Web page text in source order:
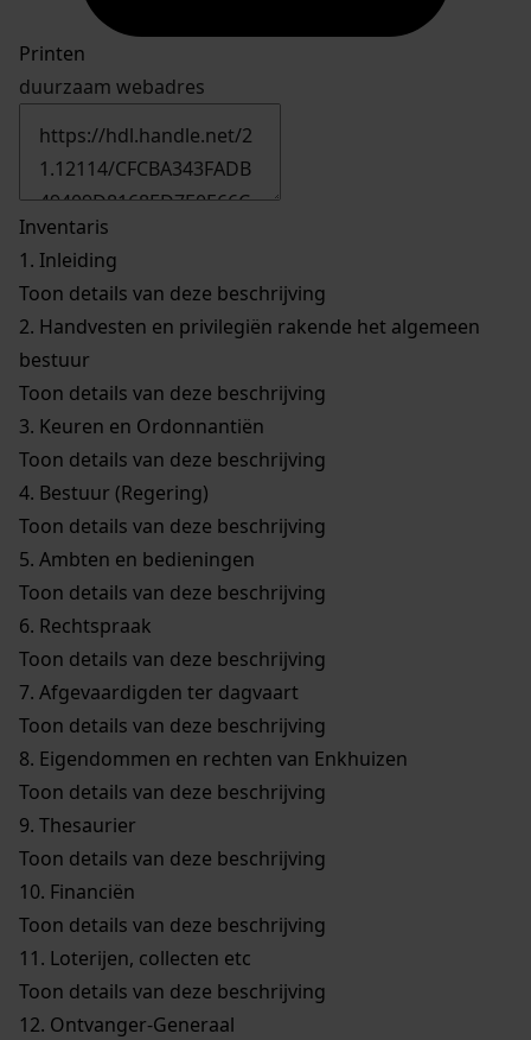
Printen
duurzaam webadres
Inventaris
1. Inleiding
Toon details van deze beschrijving
2. Handvesten en privilegiën rakende het algemeen
bestuur
Toon details van deze beschrijving
3. Keuren en Ordonnantiën
Toon details van deze beschrijving
4. Bestuur (Regering)
Toon details van deze beschrijving
5. Ambten en bedieningen
Toon details van deze beschrijving
6. Rechtspraak
Toon details van deze beschrijving
7. Afgevaardigden ter dagvaart
Toon details van deze beschrijving
8. Eigendommen en rechten van Enkhuizen
Toon details van deze beschrijving
9. Thesaurier
Toon details van deze beschrijving
10. Financiën
Toon details van deze beschrijving
11. Loterijen, collecten etc
Toon details van deze beschrijving
12. Ontvanger-Generaal